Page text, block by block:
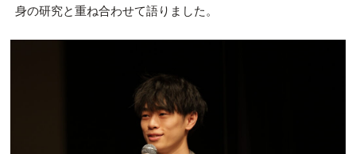
身の研究と重ね合わせて語りました。